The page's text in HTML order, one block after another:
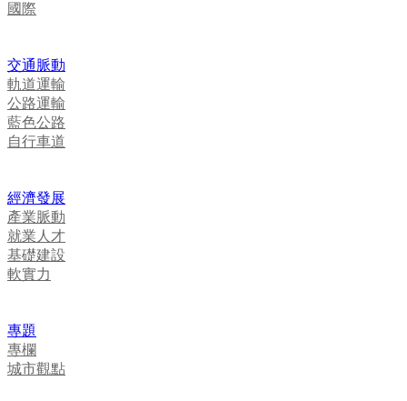
國際
交通脈動
軌道運輸
公路運輸
藍色公路
自行車道
經濟發展
產業脈動
就業人才
基礎建設
軟實力
專題
專欄
城市觀點